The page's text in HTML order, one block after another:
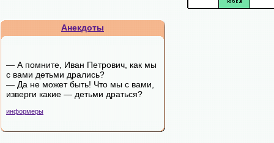
Анекдоты
— А помните, Иван Петрович, как мы
с вами детьми дрались?
— Да не может быть! Что мы с вами,
изверги какие — детьми драться?
информеры